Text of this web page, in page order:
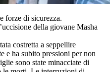
forze di sicurezza.
della giovane Masha
costretta a seppellire
e ha subito pressioni per non
sono state minacciate di